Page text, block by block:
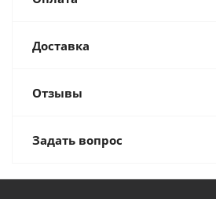
Доставка
Отзывы
Задать вопрос